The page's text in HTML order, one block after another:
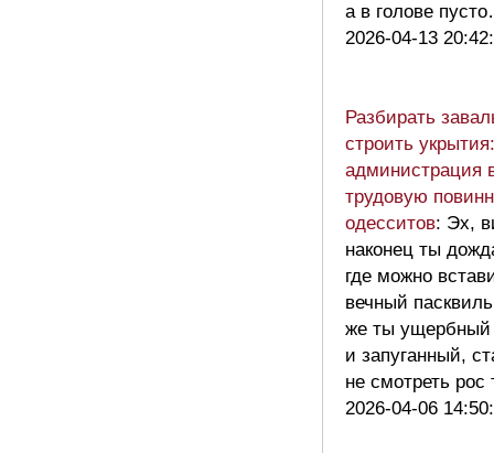
а в голове
2026-04-13
Разбирать
строить
администрация
трудовую
одесситов: Эх,
наконец ты
где можно
вечный
же ты ущербный
и запуганный,
не смотреть
2026-04-06